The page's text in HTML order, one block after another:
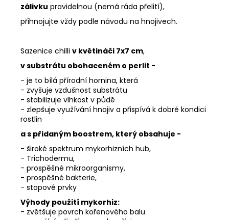
zálivku pravidelnou (nemá ráda přelití),
přihnojujte vždy podle návodu na hnojivech.
Sazenice chilli v květináči 7x7 cm,
v substrátu obohaceném o perlit -
- je to bílá přírodní hornina, která
- zvyšuje vzdušnost substrátu
- stabilizuje vlhkost v půdě
- zlepšuje využívání hnojiv a přispívá k dobré kondici
rostlin
a s přidaným boostrem, který obsahuje -
- široké spektrum mykorhizních hub,
- Trichodermu,
- prospěšné mikroorganismy,
- prospěšné bakterie,
- stopové prvky
Výhody použití mykorhiz:
- zvětšuje povrch kořenového balu